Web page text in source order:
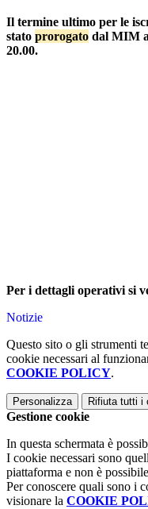
Il termine ultimo per le
stato prorogato dal MIM
20.00.
Per i dettagli operativi si
Notizie
Questo sito o gli strumenti
cookie necessari al
COOKIE POLICY.
Personalizza Rifiuta tutti i
Gestione cookie
In questa schermata è
I cookie necessari sono
piattaforma e non è
Per conoscere quali sono i
visionare la COOKIE